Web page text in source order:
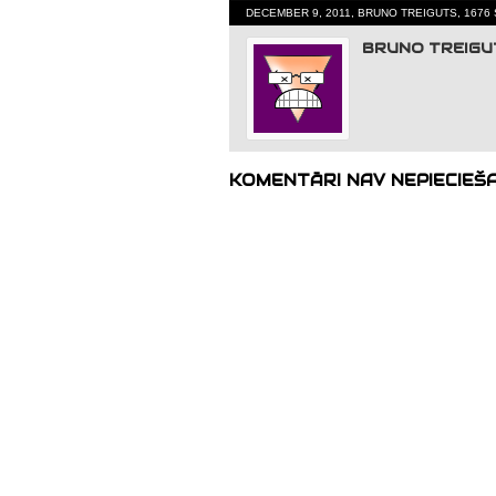
DECEMBER 9, 2011, BRUNO TREIGUTS, 1676
BRUNO
KOMENTĀRI NAV